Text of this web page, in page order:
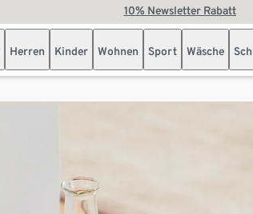
10% Newsletter Rabatt
Herren Kinder Wohnen Sport Wäsche